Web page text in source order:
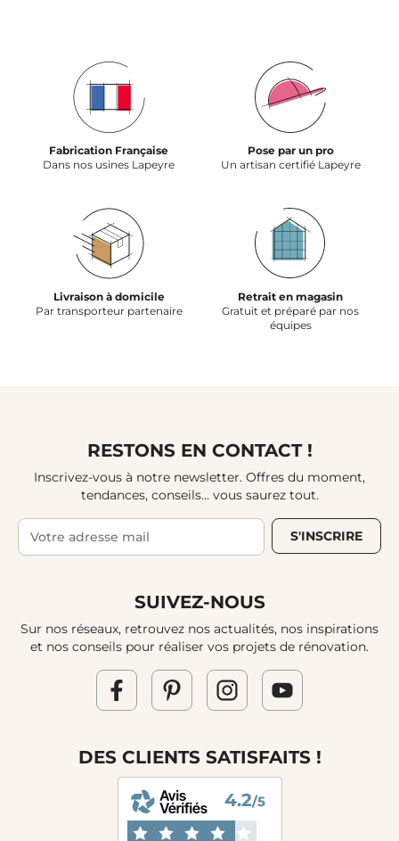
Fabrication Française
Dans nos usines Lapeyre
Pose par un pro
Un artisan certifié Lapeyre
Livraison à domicile
Par transporteur partenaire
Retrait en magasin
Gratuit et préparé par nos
équipes
RESTONS EN CONTACT !
Inscrivez-vous à notre newsletter. Offres du moment,
tendances, conseils... vous saurez tout.
S'INSCRIRE
SUIVEZ-NOUS
Sur nos réseaux, retrouvez nos actualités, nos inspirations
et nos conseils pour réaliser vos projets de rénovation.
DES CLIENTS SATISFAITS !
4.2/5